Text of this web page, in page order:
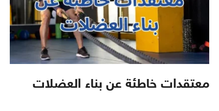
معتقدات خاطئة عن بناء العضلات